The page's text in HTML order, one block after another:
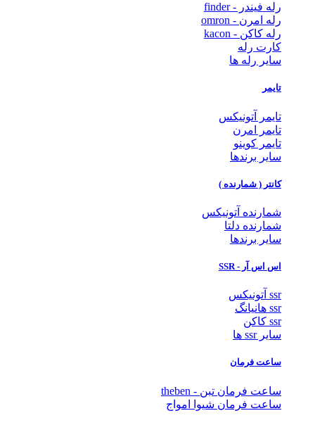
رله فیندر - finder
رله امرن - omron
رله کاکن - kacon
کارت رله
سایر رله ها
تایمر
تایمر آتونیکس
تایمر امرن
تایمر کوینو
سایر برندها
کانتر ( شمارنده )
شمارنده آتونیکس
شمارنده دلتا
سایر برندها
اس اس آر - SSR
ssr آتونیکس
ssr هانیانگ
ssr کاکن
سایر ssr ها
ساعت فرمان
ساعت فرمان تبن - theben
ساعت فرمان شیوا امواج